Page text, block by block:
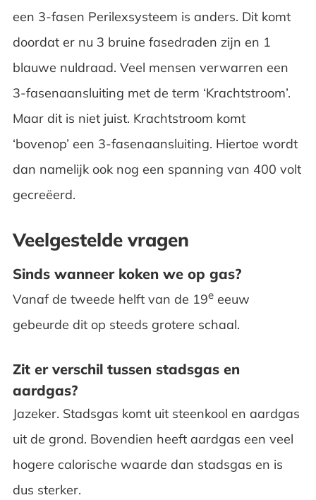
een 3-fasen Perilexsysteem is anders. Dit komt
doordat er nu 3 bruine fasedraden zijn en 1
blauwe nuldraad. Veel mensen verwarren een
3-fasenaansluiting met de term ‘Krachtstroom’.
Maar dit is niet juist. Krachtstroom komt
‘bovenop’ een 3-fasenaansluiting. Hiertoe wordt
dan namelijk ook nog een spanning van 400 volt
gecreëerd.
Veelgestelde vragen
Sinds wanneer koken we op gas?
Vanaf de tweede helft van de 19eeeuw
gebeurde dit op steeds grotere schaal.
Zit er verschil tussen stadsgas en
aardgas?
Jazeker. Stadsgas komt uit steenkool en aardgas
uit de grond. Bovendien heeft aardgas een veel
hogere calorische waarde dan stadsgas en is
dus sterker.